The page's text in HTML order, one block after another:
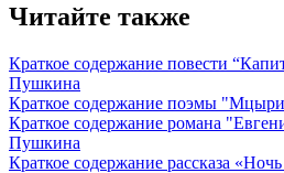
Читайте также
Краткое содержание повести
Пушкина
Краткое содержание поэмы
Краткое содержание романа
Пушкина
Краткое содержание рассказа